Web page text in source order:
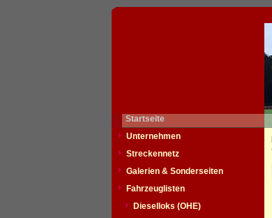
Startseite
Unternehmen
Streckennetz
Galerien & Sonderseiten
Fahrzeuglisten
Dieselloks (OHE)